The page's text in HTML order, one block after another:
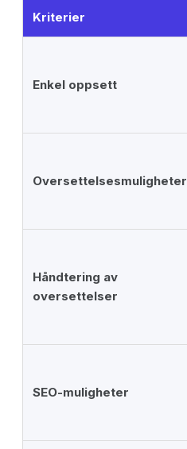
Kriterier
Enkel oppsett
Oversettelsesmuligheter
Håndtering av
oversettelser
SEO-muligheter